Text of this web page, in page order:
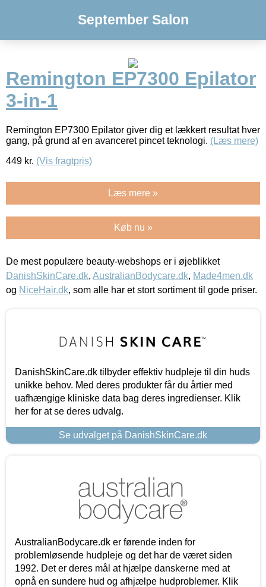
September Salon
Remington EP7300 Epilator
3-in-1
Remington EP7300 Epilator giver dig et lækkert resultat hver
gang, på grund af en avanceret pincet teknologi. (Læs mere)
449 kr. (Vis fragtpris)
Læs mere »
Køb nu »
De mest populære beauty-webshops er i øjeblikket
DanishSkinCare.dk, AustralianBodycare.dk, Made4men.dk
og NiceHair.dk, som alle har et stort sortiment til gode priser.
DanishSkinCare.dk tilbyder effektiv hudpleje til din huds
unikke behov. Med deres produkter får du årtier med
uafhængige kliniske data bag deres ingredienser. Klik
her for at se deres udvalg.
Se udvalget på DanishSkinCare.dk
AustralianBodycare.dk er førende inden for
problemløsende hudpleje og det har de været siden
1992. Det er deres mål at hjælpe danskerne med at
opnå en sundere hud og afhjælpe hudproblemer. Klik